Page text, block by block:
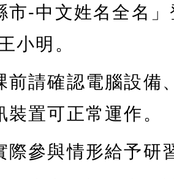
市-中文姓名全名
小明。
前請確認電腦設備
裝置可正常運作。
際參與情形給予研